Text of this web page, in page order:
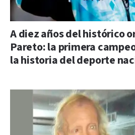
A diez años del histórico
Pareto: la primera
la historia del deporte